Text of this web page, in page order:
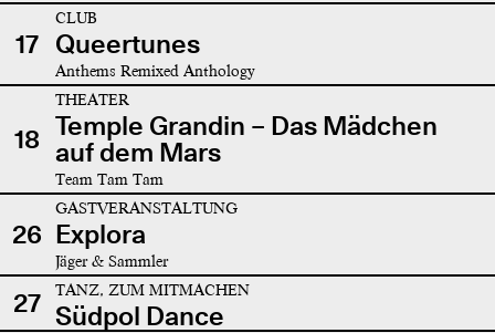
17
CLUB
Queertunes
Anthems Remixed Anthology
18
THEATER
Temple Grandin – Das Mädchen
auf dem Mars
Team Tam Tam
26
GASTVERANSTALTUNG
Explora
Jäger & Sammler
27 TANZ, ZUM MITMACHEN
Südpol Dance